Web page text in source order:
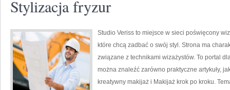
Stylizacja fryzur
Studio Veriss to miejsce w sieci poświęcony
które chcą zadbać o swój styl. Strona ma
związane z technikami wizażystów. To portal
można znaleźć zarówno praktyczne artykuły,
kreatywny makijaż i Makijaż krok po kroku.